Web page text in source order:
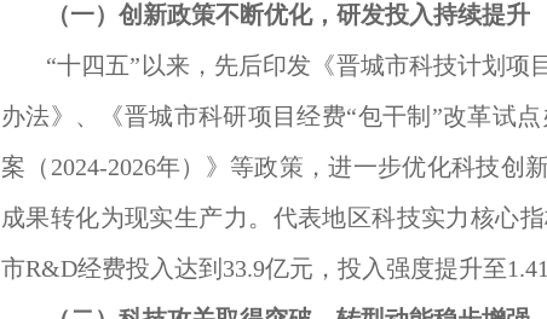
（一）创新政策不断优化，研发投入持续提升
“十四五”以来，先后印发《晋城市科技计划
办法》、《晋城市科研项目经费“包干制”改革试
案（2024-2026年）》等政策，进一步优化科技
成果转化为现实生产力。代表地区科技实力核心
市R&D经费投入达到33.9亿元，投入强度提升至